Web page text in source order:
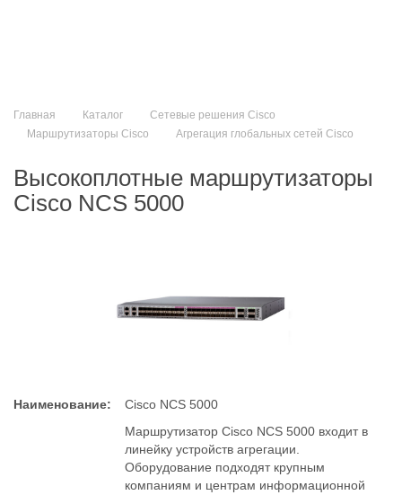
Главная Каталог
Сетевые решения Cisco
Маршрутизаторы Cisco
Агрегация глобальных сетей Cisco
Высокоплотные маршрутизаторы
Cisco NCS 5000
Наименование: Cisco NCS 5000
Маршрутизатор Cisco NCS 5000 входит в
линейку устройств агрегации.
Оборудование подходят крупным
компаниям и центрам информационной